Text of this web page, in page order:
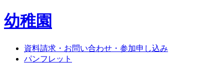
幼稚園
資料請求・お問い合わせ・参加申し込み
パンフレット